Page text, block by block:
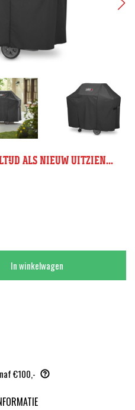
ALS NIEUW UITZIEN...
In winkelwagen
€100,-